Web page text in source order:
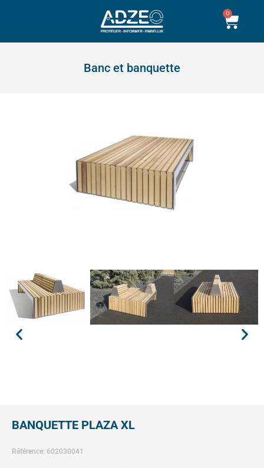
0
Banc et banquette
BANQUETTE PLAZA XL
Référence: 602030041